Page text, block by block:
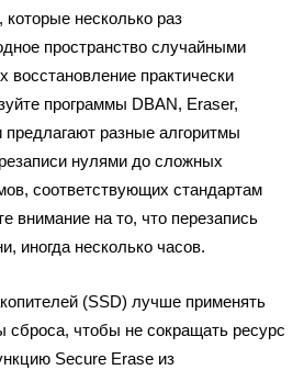
которые несколько раз
пространство случайными
восстановление практически
программы DBAN, Eraser,
разные алгоритмы
нулями до сложных
соответствующих стандартам
внимание на то, что перезапись
иногда несколько часов.
(SSD) лучше применять
сброса, чтобы не сокращать ресурс
Secure Erase из